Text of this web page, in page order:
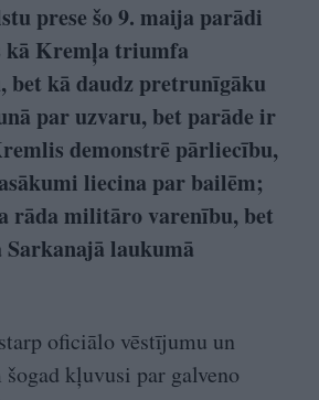
prese šo 9. maija parādi
kā Kremļa triumfa
bet kā daudz pretrunīgāku
par uzvaru, bet parāde ir
demonstrē pārliecību,
liecina par bailēm;
rāda militāro varenību, bet
Sarkanajā laukumā
oficiālo vēstījumu un
kļuvusi par galveno